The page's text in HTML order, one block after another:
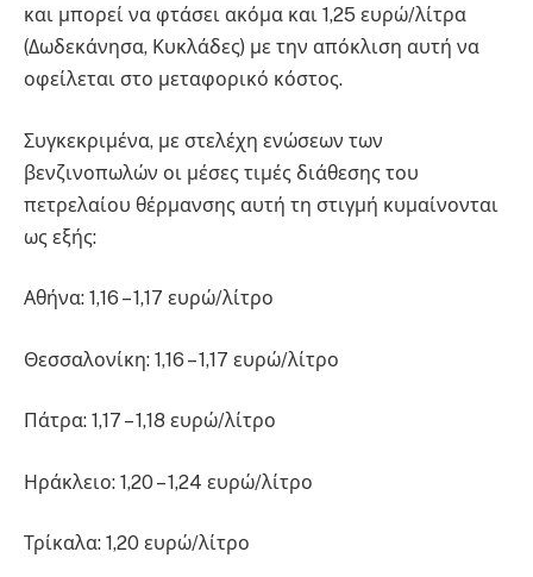
και μπορεί να φτάσει ακόμα και 1,25 ευρώ/λίτρα
(Δωδεκάνησα, Κυκλάδες) με την απόκλιση αυτή να
οφείλεται στο μεταφορικό κόστος.
Συγκεκριμένα, με στελέχη ενώσεων των
βενζινοπωλών οι μέσες τιμές διάθεσης του
πετρελαίου θέρμανσης αυτή τη στιγμή κυμαίνονται
ως εξής:
Αθήνα: 1,16 – 1,17 ευρώ/λίτρο
Θεσσαλονίκη: 1,16 – 1,17 ευρώ/λίτρο
Πάτρα: 1,17 – 1,18 ευρώ/λίτρο
Ηράκλειο: 1,20 – 1,24 ευρώ/λίτρο
Τρίκαλα: 1,20 ευρώ/λίτρο